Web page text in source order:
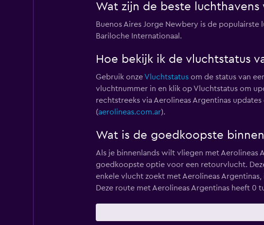
Wat zijn de beste
Buenos Aires Jorge Newbery is de
Bariloche Internationaal.
Hoe bekijk ik de vluchtstatus
Gebruik onzeVluchtstatusom de status van
vluchtnummer in en klik op Vluchtstatus om
rechtstreeks via Aerolineas Argentinas
(aerolineas.com.ar).
Wat is de goedkoopste
Als je binnenlands wilt vliegen met Aerolineas
goedkoopste optie voor een retourvlucht.
enkele vlucht zoekt met Aerolineas
Deze route met Aerolineas Argentinas heeft 0